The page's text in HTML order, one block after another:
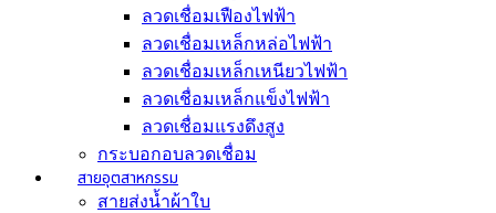
ลวดเชื่อมเฟืองไฟฟ้า
ลวดเชื่อมเหล็กหล่อไฟฟ้า
ลวดเชื่อมเหล็กเหนียวไฟฟ้า
ลวดเชื่อมเหล็กแข็งไฟฟ้า
ลวดเชื่อมแรงดึงสูง
กระบอกอบลวดเชื่อม
สายอุตสาหกรรม
สายส่งน้ำผ้าใบ